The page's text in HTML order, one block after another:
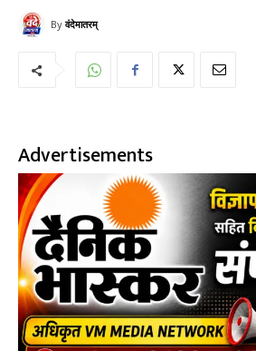
By वंदेमातरम्
Advertisements